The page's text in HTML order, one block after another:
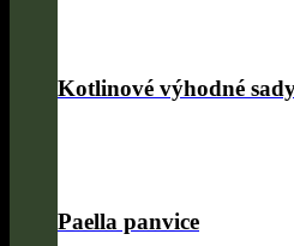
Kotlinové výhodné
Paella panvice